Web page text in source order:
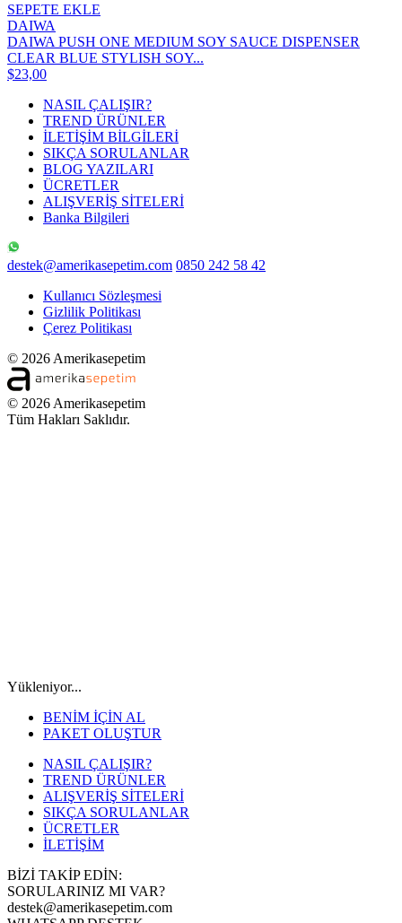
SEPETE EKLE
DAIWA
DAIWA PUSH ONE MEDIUM SOY SAUCE DISPENSER
CLEAR BLUE STYLISH SOY...
$23,00
NASIL ÇALIŞIR?
TREND ÜRÜNLER
İLETİŞİM BİLGİLERİ
SIKÇA SORULANLAR
BLOG YAZILARI
ÜCRETLER
ALIŞVERİŞ SİTELERİ
Banka Bilgileri
destek@amerikasepetim.com 0850 242 58 42
Kullanıcı Sözleşmesi
Gizlilik Politikası
Çerez Politikası
© 2026 Amerikasepetim
© 2026 Amerikasepetim
Tüm Hakları Saklıdır.
Yükleniyor...
BENİM İÇİN AL
PAKET OLUŞTUR
NASIL ÇALIŞIR?
TREND ÜRÜNLER
ALIŞVERİŞ SİTELERİ
SIKÇA SORULANLAR
ÜCRETLER
İLETİŞİM
BİZİ TAKİP EDİN:
SORULARINIZ MI VAR?
destek@amerikasepetim.com